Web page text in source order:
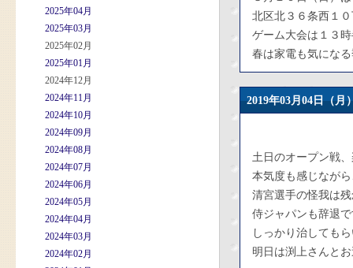
2025年04月
2025年03月
2025年02月
2025年01月
2024年12月
2024年11月
2024年10月
2024年09月
2024年08月
2024年07月
2024年06月
2024年05月
2024年04月
2024年03月
2024年02月
北区北３６条西１
ゲーム大会は１３
春は家電も気にな
2019年03月04日
土日のオープン戦
本気度も感じなが
清宮選手の怪我は
侍ジャパンも辞退
しっかり治しても
明日は渕上さんと